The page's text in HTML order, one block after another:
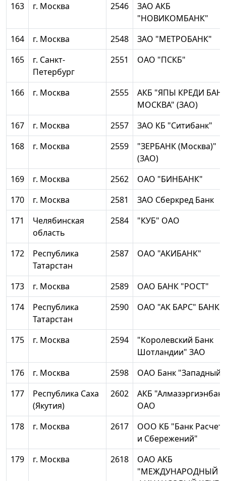
163 г. Москва 2546
ЗАО АКБ
"НОВИКОМБАНК"
164
г. Москва 2548
ЗАО "МЕТРОБАНК"
165
г. Санкт-
Петербург
2551 ОАО "ПСКБ"
166 г. Москва 2555
АКБ "ЯПЫ КРЕДИ
МОСКВА" (ЗАО)
167
г. Москва 2557
ЗАО КБ "Ситибанк"
168
г. Москва 2559
"ЗЕРБАНК (Москва)"
(ЗАО)
169
г. Москва 2562
ОАО "БИНБАНК"
170
г. Москва 2581
ЗАО Сберкред Банк
171
Челябинская
область
2584 "КУБ" ОАО
172
Республика
Татарстан
2587 ОАО "АКИБАНК"
173 г. Москва 2589
ОАО БАНК "РОСТ"
174
Республика
Татарстан
2590 ОАО "АК БАРС" БАНК
175 г. Москва 2594
"Королевский Банк
Шотландии" ЗАО
176
г. Москва 2598
ОАО Банк "Западный"
177
Республика Саха
(Якутия)
2602
АКБ
ОАО
178
г. Москва 2617
ООО КБ "Банк
и Сбережений"
179
г. Москва 2618
ОАО АКБ
"МЕЖДУНАРОДНЫЙ